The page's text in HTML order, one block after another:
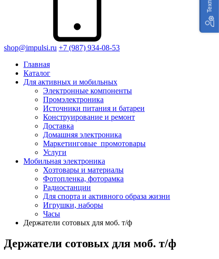
shop@impulsi.ru +7 (987) 934-08-53
Главная
Каталог
Для активных и мобильных
Электронные компоненты
Промэлектроника
Источники питания и батареи
Конструирование и ремонт
Доставка
Домашняя электроника
Маркетинговые_промотовары
Услуги
Мобильная электроника
Хозтовары и материалы
Фотопленка, фоторамка
Радиостанции
Для спорта и активного образа жизни
Игрушки, наборы
Часы
Держатели сотовых для моб. т/ф
Держатели сотовых для моб. т/ф